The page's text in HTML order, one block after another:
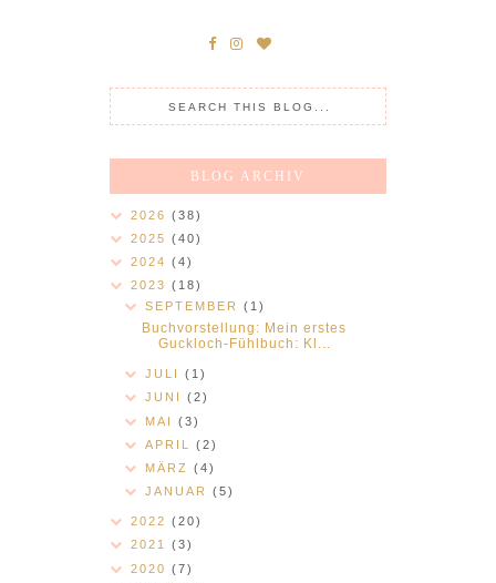
BLOG ARCHIV
2026 (38)
2025 (40)
2024 (4)
2023 (18)
SEPTEMBER(1)
Buchvorstellung: Mein erstes
Guckloch-Fühlbuch: Kl...
JULI(1)
JUNI(2)
MAI(3)
APRIL(2)
MÄRZ(4)
JANUAR(5)
2022 (20)
2021 (3)
2020 (7)